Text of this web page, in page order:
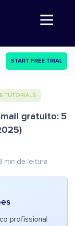
Abre a navegação
START FREE TRIAL
TUTORIALS
gratuito: 5
min de leitura
profissional